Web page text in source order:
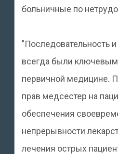
больничные по
”Последовательность
всегда были
первичной медицине.
прав медсестер на
обеспечения
непрерывности
лечения острых